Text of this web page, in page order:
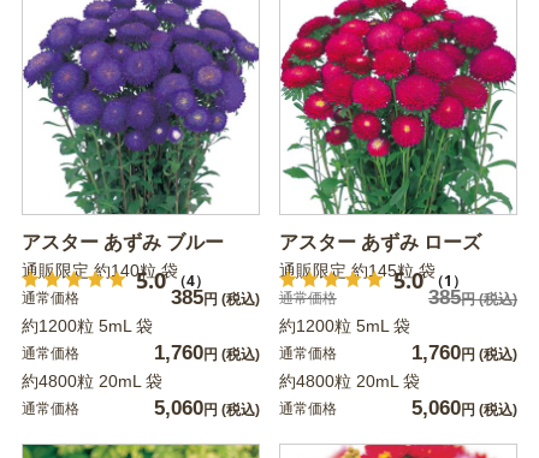
アスター あずみ ブルー
5.0 （4）
通販限定 約140粒 袋
通常価格 385円 (税込)
約1200粒 5mL 袋
通常価格 1,760円 (税込)
約4800粒 20mL 袋
通常価格 5,060円 (税込)
アスター あずみ ローズ
5.0 （1）
通販限定 約145粒 袋
通常価格 385円(税込)
約1200粒 5mL 袋
通常価格 1,760円 (税込)
約4800粒 20mL 袋
通常価格 5,060円 (税込)